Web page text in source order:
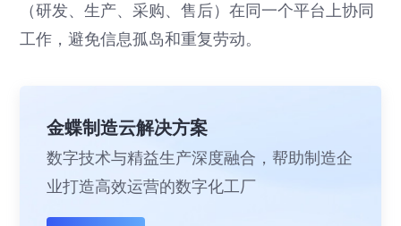
（研发、生产、采购、售后）在同一个平台上协同
工作，避免信息孤岛和重复劳动。
金蝶制造云解决方案
数字技术与精益生产深度融合，帮助制造企
业打造高效运营的数字化工厂